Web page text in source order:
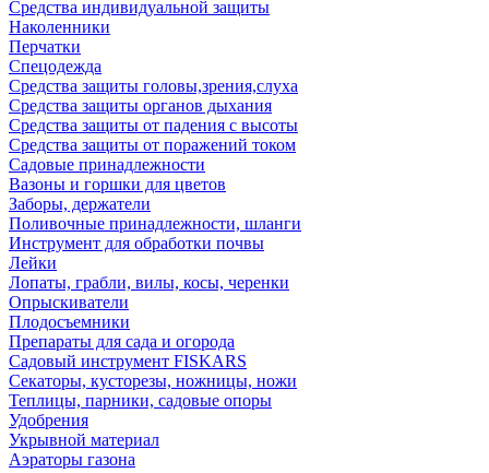
Средства индивидуальной защиты
Наколенники
Перчатки
Спецодежда
Средства защиты головы,зрения,слуха
Средства защиты органов дыхания
Средства защиты от падения с высоты
Средства защиты от поражений током
Садовые принадлежности
Вазоны и горшки для цветов
Заборы, держатели
Поливочные принадлежности, шланги
Инструмент для обработки почвы
Лейки
Лопаты, грабли, вилы, косы, черенки
Опрыскиватели
Плодосъемники
Препараты для сада и огорода
Садовый инструмент FISKARS
Секаторы, кусторезы, ножницы, ножи
Теплицы, парники, садовые опоры
Удобрения
Укрывной материал
Аэраторы газона